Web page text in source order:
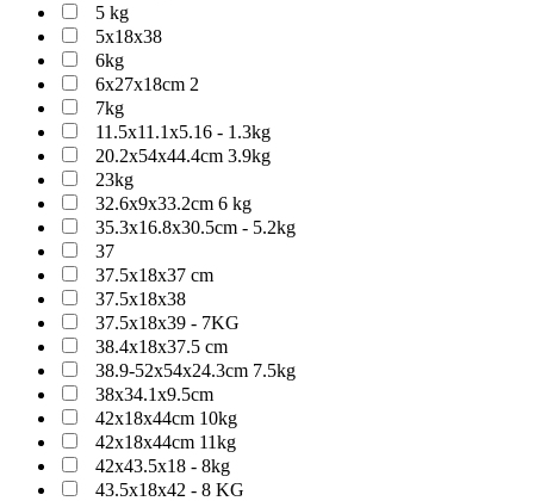
5 kg
5x18x38
6kg
6x27x18cm 2
7kg
11.5x11.1x5.16 - 1.3kg
20.2x54x44.4cm 3.9kg
23kg
32.6x9x33.2cm 6 kg
35.3x16.8x30.5cm - 5.2kg
37
37.5x18x37 cm
37.5x18x38
37.5x18x39 - 7KG
38.4x18x37.5 cm
38.9-52x54x24.3cm 7.5kg
38x34.1x9.5cm
42x18x44cm 10kg
42x18x44cm 11kg
42x43.5x18 - 8kg
43.5x18x42 - 8 KG